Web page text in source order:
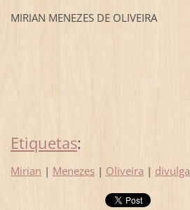
MIRIAN MENEZES DE OLIVEIRA
Etiquetas:
Mirian | Menezes | Oliveira | divulga